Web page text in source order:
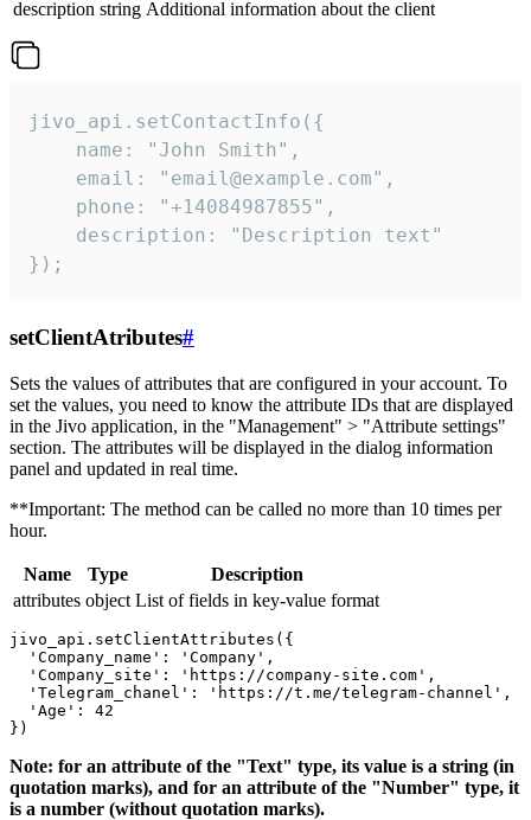
description string Additional information about the client
jivo_api.setContactInfo({
    name: "John Smith",
    email: "email@example.com",
    phone: "+14084987855",
    description: "Description text"
});
setClientAtributes#
Sets the values ​​of attributes that are configured in your account. To
set the values, you need to know the attribute IDs that are displayed
in the Jivo application, in the "Management" > "Attribute settings"
section. The attributes will be displayed in the dialog information
panel and updated in real time.
**Important: The method can be called no more than 10 times per
hour.
Name Type
Description
attributes object List of fields in key-value format
jivo_api.setClientAttributes({
  'Company_name': 'Company',
  'Company_site': 'https://company-site.com',
  'Telegram_chanel': 'https://t.me/telegram-channel',
  'Age': 42
Note: for an attribute of the "Text" type, its value is a string (in
quotation marks), and for an attribute of the "Number" type, it
is a number (without quotation marks).